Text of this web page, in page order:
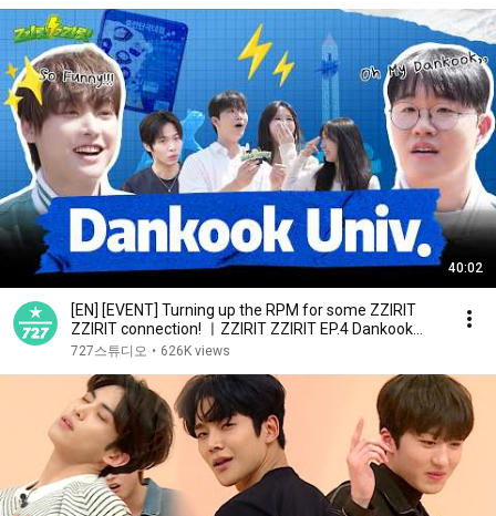
40:02
[EN] [EVENT] Turning up the RPM for some ZZIRIT
ZZIRIT connection! ㅣZZIRIT ZZIRIT EP.4 Dankook
Univ.
727스튜디오 • 626K views